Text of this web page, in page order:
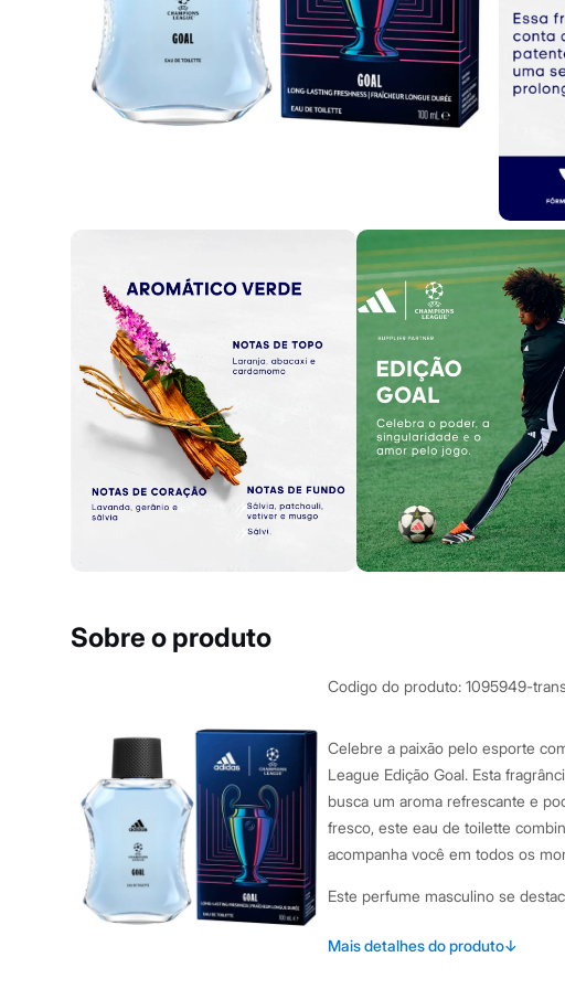
Casacos e Jaquetas
Jeans
Macacões
Saias
Shorts e Bermudas
Vestidos
Acessórios
Óculos
Botas
Chinelos
Rasteirinhas
Sandálias
Sapatilhas
Tênis
Marcas
City
Clock House
Mindset
Sawary
Yessica
Moda esportiva
Shorts e Bermudas
Tops
Pijamas
Sutiãs e Tops
Moda praia
Biquínis
Maiôs
Saídas de praia
Personagens
Plus size
Blusas e Camisetas
Calças
Sobre o produto
Codigo do produto: 1095949-
Celebre a paixão pelo esporte
League Edição Goal. Esta
busca um aroma refrescante e
fresco, este eau de toilette
acompanha você em todos os
Este perfume masculino se
Fragrância da família olfativa
Mais detalhes do produto↓